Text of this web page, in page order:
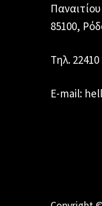
85100,
Τηλ. 22410
E-mail: